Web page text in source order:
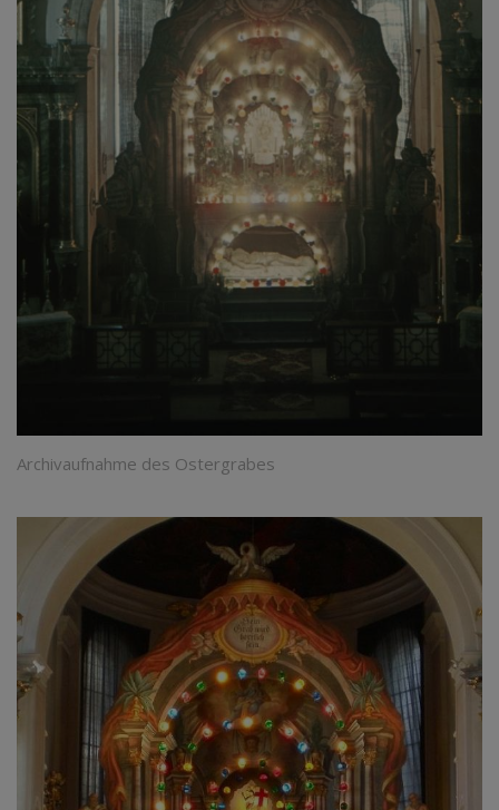
Archivaufnahme des Ostergrabes